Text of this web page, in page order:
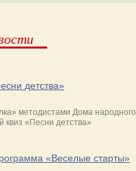
детства»
методистами Дома народного
квиз «Песни детства»
«Веселые старты»